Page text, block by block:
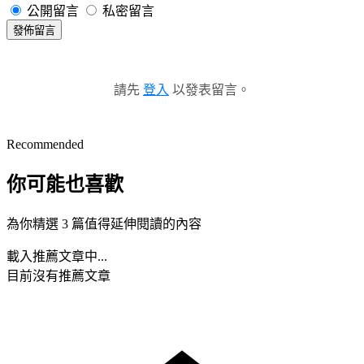
公開留言 私密留言
發佈留言
請先 登入 以發表留言。
Recommended
你可能也喜歡
為你精選 3 篇值得延伸閱讀的內容
載入推薦文章中...
目前沒有推薦文章